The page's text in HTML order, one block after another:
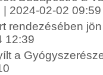
2024-02-02 09:59
rendezésében
12:39
a